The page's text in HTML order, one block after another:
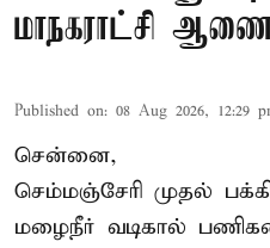
மாநகராட்சி
Published on: 08 Aug 2026, 12:29
சென்னை,
செம்மஞ்சேரி முதல்
மழைநீர் வடிகால்